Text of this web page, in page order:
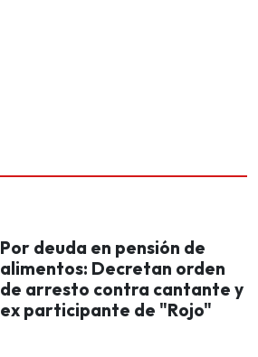
Por deuda en pensión de
alimentos: Decretan orden
de arresto contra cantante y
ex participante de "Rojo"